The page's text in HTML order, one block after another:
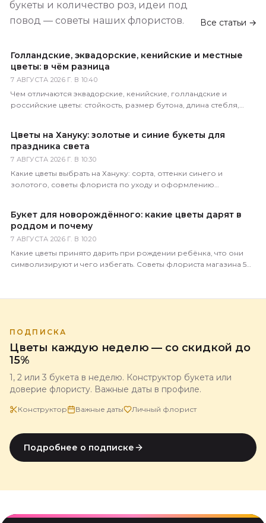
букеты и количество роз, идеи под
повод — советы наших флористов.
Все статьи →
Голландские, эквадорские, кенийские и местные
цветы: в чём разница
7 АВГУСТА 2026 Г. В 10:40
Чем отличаются эквадорские, кенийские, голландские и
российские цветы: стойкость, размер бутона, длина стебля,
Цветы на Хануку: золотые и синие букеты для
праздника света
7 АВГУСТА 2026 Г. В 10:30
Какие цветы выбрать на Хануку: сорта, оттенки синего и
золотого, советы флориста по уходу и оформлению
Букет для новорождённого: какие цветы дарят в
роддом и почему
7 АВГУСТА 2026 Г. В 10:20
Какие цветы принято дарить при рождении ребёнка, что они
символизируют и чего избегать. Советы флориста магазина 5
ПОДПИСКА
Цветы каждую неделю — со скидкой до
15%
1, 2 или 3 букета в неделю. Конструктор букета или
доверие флористу. Важные даты в профиле.
Конструктор Важные даты Личный флорист
Подробнее о подписке